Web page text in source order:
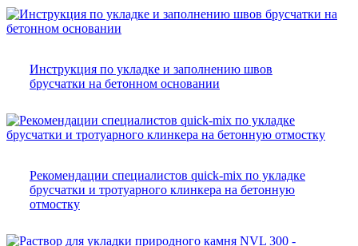
Инструкция по укладке и заполнению швов
брусчатки на бетонном основании
Рекомендации специалистов quick-mix по укладке
брусчатки и тротуарного клинкера на бетонную
отмостку